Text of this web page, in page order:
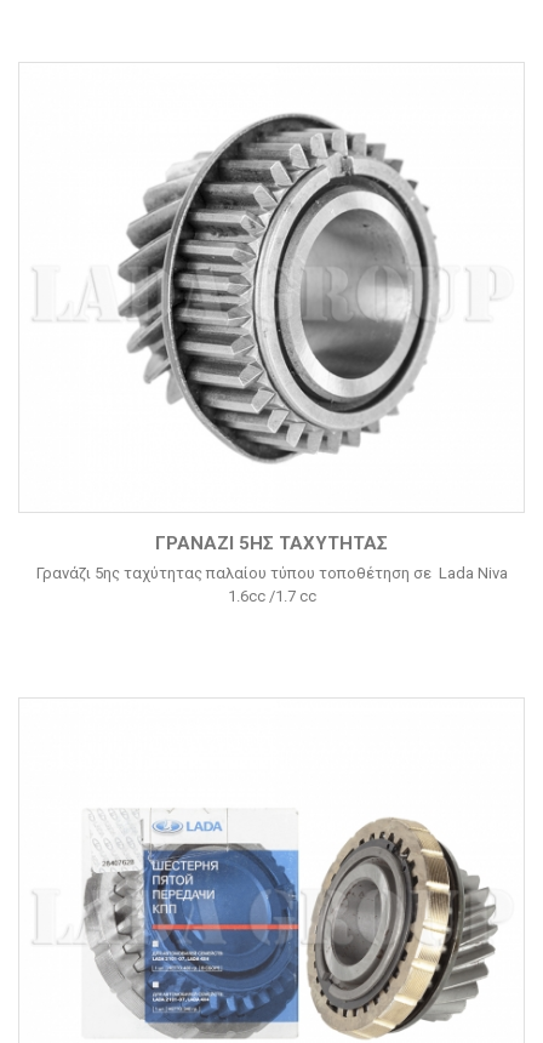
ΓΡΑΝΆΖΙ 5ΗΣ ΤΑΧΎΤΗΤΑΣ
Γρανάζι 5ης ταχύτητας παλαίου τύπου τοποθέτηση σε Lada Niva
1.6cc /1.7 cc